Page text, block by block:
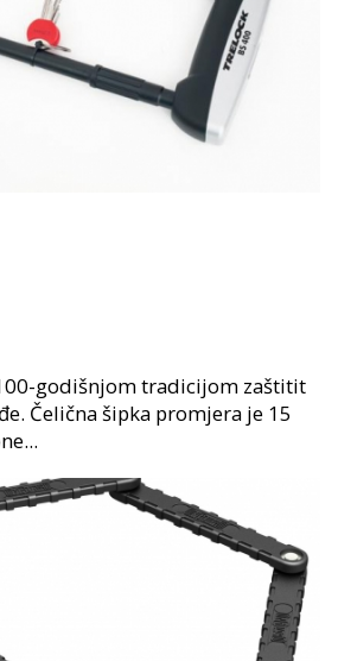
godišnjom tradicijom zaštitit
Čelična šipka promjera je 15